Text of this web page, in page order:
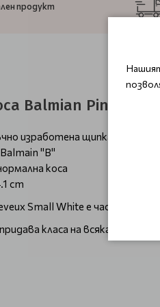
продукт
Balmian Pince a
изработена щипка за коса
"B"
коса
cm
Small White е част от
класа на всяка прическа